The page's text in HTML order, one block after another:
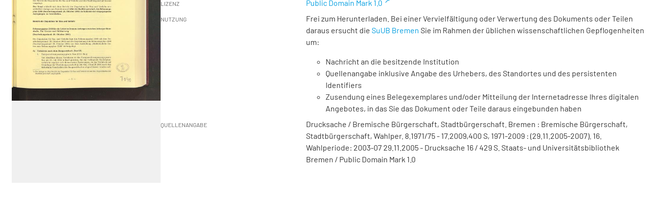
LIZENZ Public Domain Mark 1.0
NUTZUNG
Frei zum Herunterladen. Bei einer Vervielfältigung oder Verwertung des Dokuments oder Teilen
daraus ersucht die SuUB Bremen Sie im Rahmen der üblichen wissenschaftlichen Gepflogenheiten
um:
Nachricht an die besitzende Institution
Quellenangabe inklusive Angabe des Urhebers, des Standortes und des persistenten
Identifiers
Zusendung eines Belegexemplares und/oder Mitteilung der Internetadresse Ihres digitalen
Angebotes, in das Sie das Dokument oder Teile daraus eingebunden haben
QUELLENANGABE
Drucksache / Bremische Bürgerschaft, Stadtbürgerschaft. Bremen : Bremische Bürgerschaft,
Stadtbürgerschaft, Wahlper. 8.1971/75 - 17.2009,400 S, 1971-2009 : (29.11.2005-2007). 16.
Wahlperiode: 2003-07 29.11.2005 - Drucksache 16 / 429 S. Staats- und Universitätsbibliothek
Bremen / Public Domain Mark 1.0